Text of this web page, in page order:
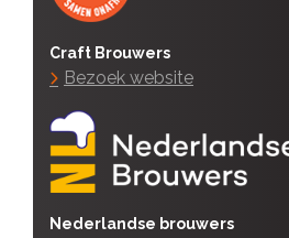
Craft Brouwers
Bezoek website
Nederlandse brouwers